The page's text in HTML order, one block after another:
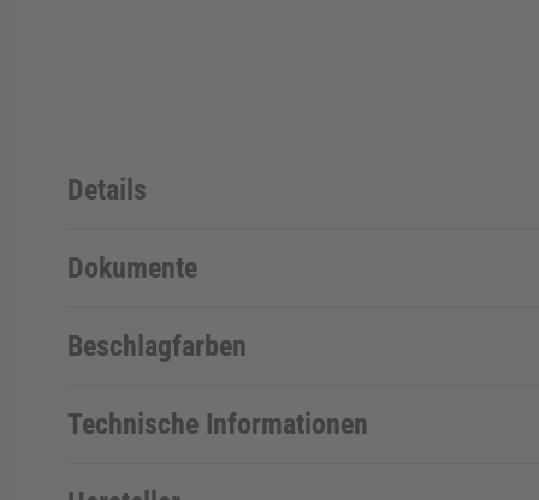
Details
Dokumente
Beschlagfarben
Technische Informationen